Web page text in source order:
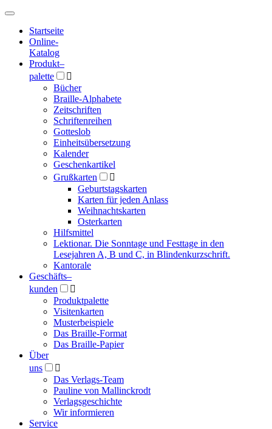
Hauptmenü
Hauptmenü
Startseite
Online-
Katalog
Produkt–
palette

Bücher
Braille-Alphabete
Zeitschriften
Schriftenreihen
Gotteslob
Einheitsübersetzung
Kalender
Geschenkartikel
Grußkarten

Geburtstagskarten
Karten für jeden Anlass
Weihnachtskarten
Osterkarten
Hilfsmittel
Lektionar. Die Sonntage und Festtage in den
Lesejahren A, B und C, in Blindenkurzschrift.
Kantorale
Geschäfts­–
kunden

Produktpalette
Visitenkarten
Musterbeispiele
Das Braille-Format
Das Braille-Papier
Über
uns

Das Verlags-Team
Pauline von Mallinckrodt
Verlagsgeschichte
Wir informieren
Service